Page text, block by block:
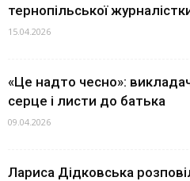
тернопільської
15.04.2026
«Це надто чесно»:
серце і листи до батька
09.04.2026
Лариса Дідковська